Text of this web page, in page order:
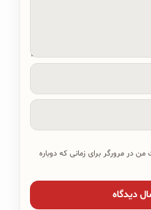
در مرورگر برای زمانی که دوباره